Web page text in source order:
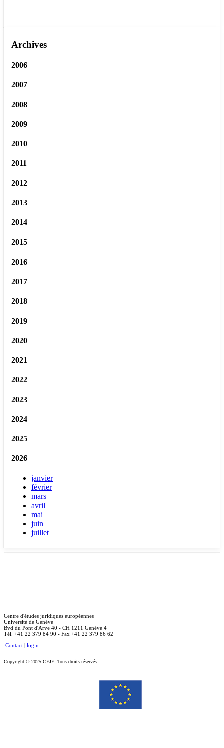
Archives
2006
2007
2008
2009
2010
2011
2012
2013
2014
2015
2016
2017
2018
2019
2020
2021
2022
2023
2024
2025
2026
janvier
février
mars
avril
mai
juin
juillet
Centre d'études juridiques européennes
Université de Genève
Bvd du Pont d'Arve 40 - CH 1211 Genève 4
Tél. +41 22 379 84 90 - Fax +41 22 379 86 62
Contact | login
Copyright © 2025 CEJE. Tous droits réservés.